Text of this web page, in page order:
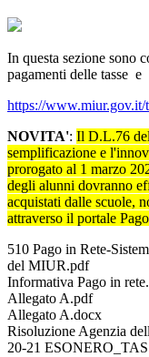
In questa sezione sono
pagamenti delle tasse
https://www.miur.gov.it/
NOVITA': Il D.L.76
semplificazione e
prorogato al 1 marzo
degli alunni dovranno
acquistati dalle scuole,
attraverso il portale
510 Pago in Rete-
del MIUR.pdf
Informativa Pago in
Allegato A.pdf
Allegato A.docx
Risoluzione Agenzia
20-21